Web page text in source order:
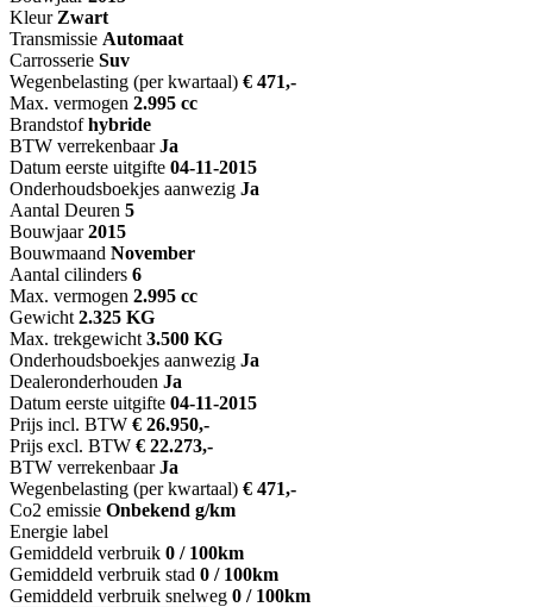
Kleur Zwart
Transmissie Automaat
Carrosserie Suv
Wegenbelasting (per kwartaal) € 471,-
Max. vermogen 2.995 cc
Brandstof hybride
BTW verrekenbaar Ja
Datum eerste uitgifte 04-11-2015
Onderhoudsboekjes aanwezig Ja
Aantal Deuren 5
Bouwjaar 2015
Bouwmaand November
Aantal cilinders 6
Max. vermogen 2.995 cc
Gewicht 2.325 KG
Max. trekgewicht 3.500 KG
Onderhoudsboekjes aanwezig Ja
Dealeronderhouden Ja
Datum eerste uitgifte 04-11-2015
Prijs incl. BTW € 26.950,-
Prijs excl. BTW € 22.273,-
BTW verrekenbaar Ja
Wegenbelasting (per kwartaal) € 471,-
Co2 emissie Onbekend g/km
Energie label
Gemiddeld verbruik 0 / 100km
Gemiddeld verbruik stad 0 / 100km
Gemiddeld verbruik snelweg 0 / 100km